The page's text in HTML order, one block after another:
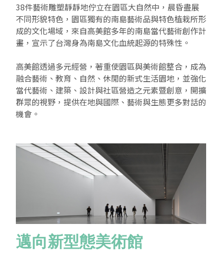
38件藝術雕塑靜靜地佇立在園區大自然中，晨昏盡展
不同形貌特色，園區獨有的南島藝術品與特色植栽所形
成的文化場域，來自高美館多年的南島當代藝術創作計
畫，宣示了台灣身為南島文化血統起源的特殊性。
高美館透過多元經營，著重使園區與美術館整合，成為
融合藝術、教育、自然、休閒的新式生活園地，並強化
當代藝術、建築、設計與社區營造之元素暨創意，開擴
群眾的視野，提供在地與國際、藝術與生態更多對話的
機會。
邁向新型態美術館